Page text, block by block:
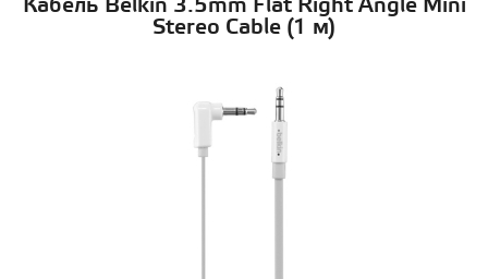
Кабель Belkin 3.5mm Flat Right Angle Mini
Stereo Cable (1 м)